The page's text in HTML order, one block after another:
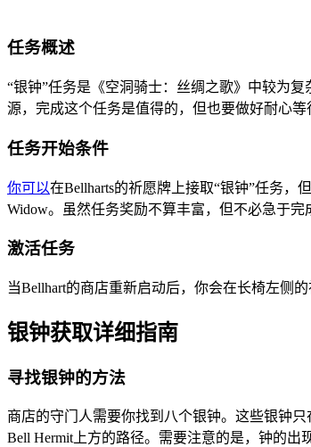
任务概述
“银钟”任务是《空洞骑士：丝绸之歌》中较为
源，完成这个任务是值得的，但也要做好耐心等
任务开始条件
你可以在Bellharts的祈愿牌上接取“银钟”任务，
Widow。虽然任务奖励不算丰富，但不必急于完
激活任务
当Bellhart的商店重新启动后，你会在长椅左侧
银钟获取详细指南
寻找银钟的方法
商店的守门人需要你找到八个银钟。这些银钟
Bell Hermit上方的路径。需要注意的是，钟的